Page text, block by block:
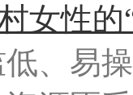
女性的
、易